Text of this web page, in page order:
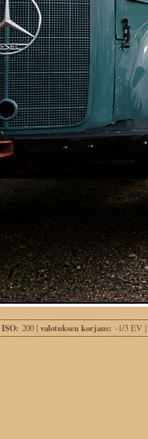
ISO: 200 | valotuksen korjaus: -1/3 EV |